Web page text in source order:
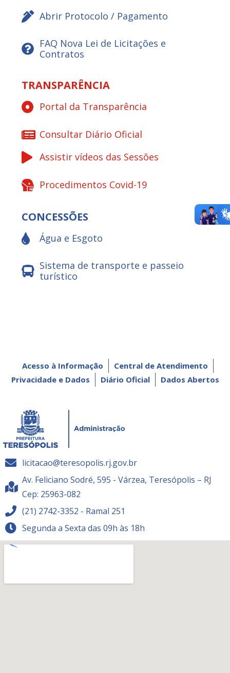
Abrir Protocolo / Pagamento
FAQ Nova Lei de Licitações e
Contratos
TRANSPARÊNCIA
Portal da Transparência
Consultar Diário Oficial
Assistir vídeos das Sessões
Procedimentos Covid-19
CONCESSÕES
Água e Esgoto
Sistema de transporte e passeio
turístico
Acesso à Informação
Central de Atendimento
Privacidade e Dados
Diário Oficial Dados Abertos
licitacao@teresopolis.rj.gov.br
Av. Feliciano Sodré, 595 - Várzea, Teresópolis – RJ
Cep: 25963-082
(21) 2742-3352 - Ramal 251
Segunda a Sexta das 09h às 18h